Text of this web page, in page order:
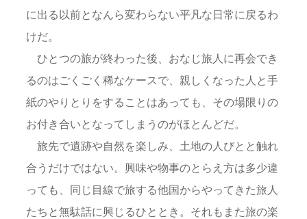
に出る以前となんら変わらない平凡な日常に戻るわ
けだ。
ひとつの旅が終わった後、おなじ旅人に再会でき
るのはごくごく稀なケースで、親しくなった人と手
紙のやりとりをすることはあっても、その場限りの
お付き合いとなってしまうのがほとんどだ。
旅先で遺跡や自然を楽しみ、土地の人びとと触れ
合うだけではない。興味や物事のとらえ方は多少違
っても、同じ目線で旅する他国からやってきた旅人
たちと無駄話に興じるひととき。それもまた旅の楽